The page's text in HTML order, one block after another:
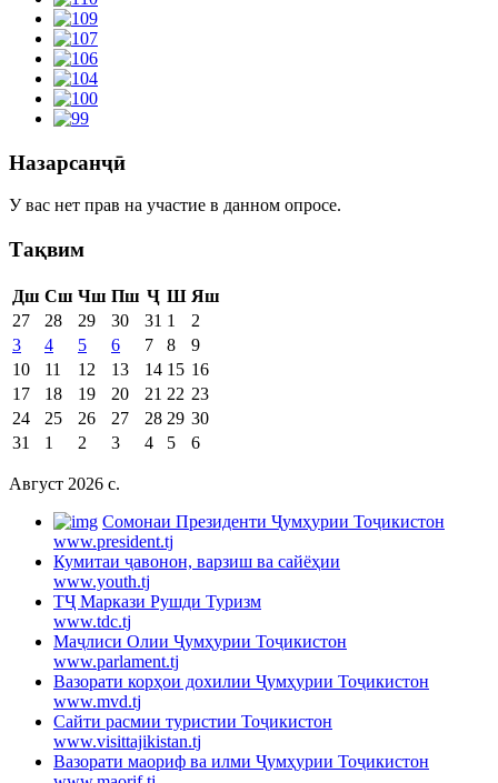
Назарсанҷӣ
У вас нет прав на участие в данном опросе.
Тақвим
Дш Сш Чш Пш Ҷ Ш Яш
27
28 29 30 31 1
2
3
4 5 6 7 8
9
10
11 12 13 14 15 16
17
18 19 20 21 22 23
24
25 26 27 28 29 30
31
1 2 3 4 5 6
Август 2026 c.
Cомонаи Президенти Ҷумҳурии Тоҷикистон
www.president.tj
Кумитаи ҷавонон, варзиш ва сайёҳии
www.youth.tj
ТҶ Маркази Рушди Туризм
www.tdc.tj
Маҷлиси Олии Ҷумҳурии Тоҷикистон
www.parlament.tj
Вазорати корҳои дохилии Ҷумҳурии Тоҷикистон
www.mvd.tj
Сайти расмии туристии Тоҷикистон
www.visittajikistan.tj
Вазорати маориф ва илми Ҷумҳурии Тоҷикистон